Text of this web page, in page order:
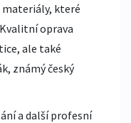
které
oprava
ale také
známý český
a další profesní